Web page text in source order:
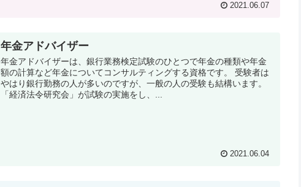
2021.06.07
年金アドバイザー
年金アドバイザーは、銀行業務検定試験のひとつで年金の種類や年金
額の計算など年金についてコンサルティングする資格です。 受験者は
やはり銀行勤務の人が多いのですが、一般の人の受験も結構います。
「経済法令研究会」が試験の実施をし、...
2021.06.04